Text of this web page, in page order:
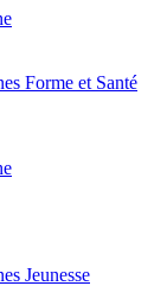
Forme et Santé
Jeunesse